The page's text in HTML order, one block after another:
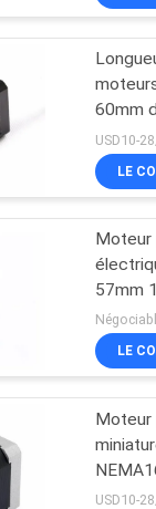
60mm
42mm
LE
Moteur
57mm
LE
Moteur